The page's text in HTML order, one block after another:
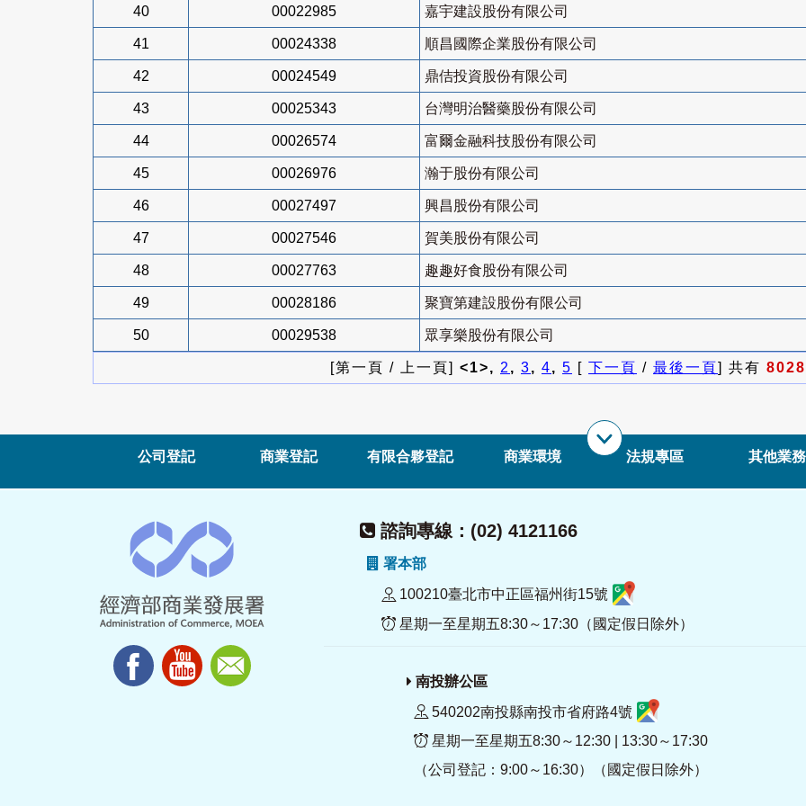
40 00022985 嘉宇建設股份有限公司
41 00024338 順昌國際企業股份有限公司
42 00024549 鼎佶投資股份有限公司
43 00025343 台灣明治醫藥股份有限公司
44 00026574 富爾金融科技股份有限公司
45 00026976 瀚于股份有限公司
46 00027497 興昌股份有限公司
47 00027546 賀美股份有限公司
48 00027763 趣趣好食股份有限公司
49 00028186 聚寶第建設股份有限公司
50 00029538 眾享樂股份有限公司
[第一頁 / 上一頁] <1>, 2, 3, 4, 5 [ 下一頁 / 最後一頁] 共有 8028
公司登記 商業登記 有限合夥登記 商業環境 法規專區 其他業務
諮詢專線：(02) 4121166
署本部
100210臺北市中正區福州街15號
星期一至星期五8:30～17:30（國定假日除外）
南投辦公區
540202南投縣南投市省府路4號
星期一至星期五8:30～12:30 | 13:30～17:30
（公司登記：9:00～16:30）（國定假日除外）